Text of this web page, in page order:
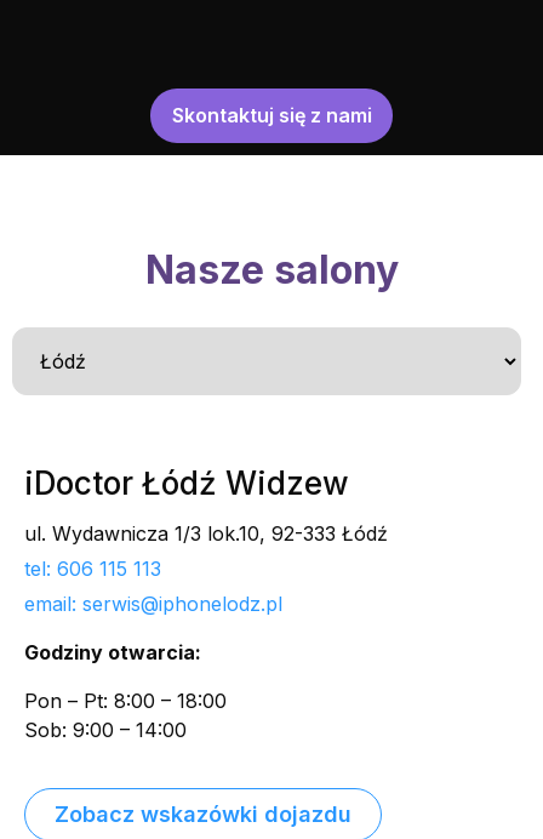
Skontaktuj się z nami
Nasze salony
iDoctor Łódź Widzew
ul. Wydawnicza 1/3 lok.10, 92-333 Łódź
tel: 606 115 113
email: serwis@iphonelodz.pl
Godziny otwarcia:
Pon – Pt: 8:00 – 18:00
Sob: 9:00 – 14:00
Zobacz wskazówki dojazdu